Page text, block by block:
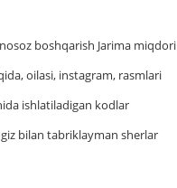
boshqаrish Jаrimа miqdori
oilasi, instagram, rasmlari
ishlatiladigan kodlar
bilan tabriklayman sherlar